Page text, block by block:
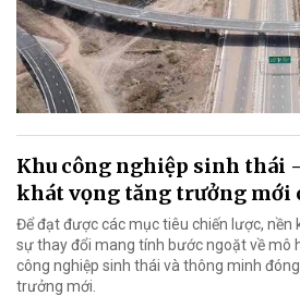
Khu công nghiệp sinh thái
khát vọng tăng trưởng mới
Để đạt được các mục tiêu chiến lược, nền
sự thay đổi mang tính bước ngoặt về mô
công nghiệp sinh thái và thông minh
trưởng mới.